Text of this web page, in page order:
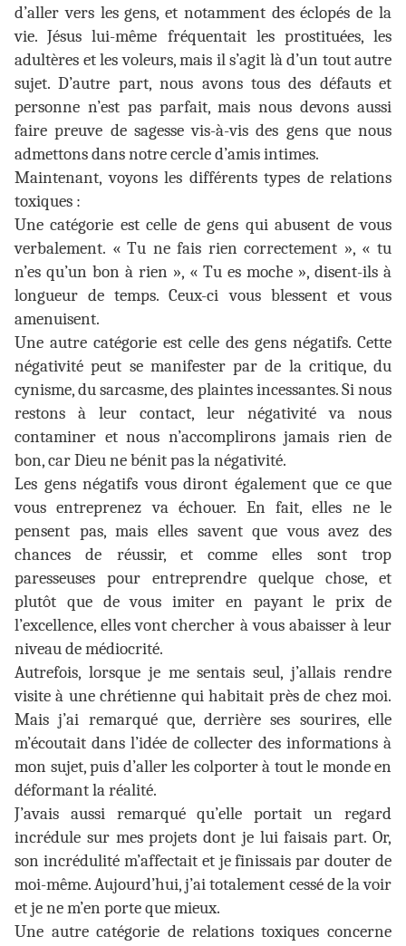
d’aller vers les gens, et notamment des éclopés de la
vie. Jésus lui-même fréquentait les prostituées, les
adultères et les voleurs, mais il s’agit là d’un tout autre
sujet. D’autre part, nous avons tous des défauts et
personne n’est pas parfait, mais nous devons aussi
faire preuve de sagesse vis-à-vis des gens que nous
admettons dans notre cercle d’amis intimes.
Maintenant, voyons les différents types de relations
toxiques :
Une catégorie est celle de gens qui abusent de vous
verbalement. « Tu ne fais rien correctement », « tu
n’es qu’un bon à rien », « Tu es moche », disent-ils à
longueur de temps. Ceux-ci vous blessent et vous
amenuisent.
Une autre catégorie est celle des gens négatifs. Cette
négativité peut se manifester par de la critique, du
cynisme, du sarcasme, des plaintes incessantes. Si nous
restons à leur contact, leur négativité va nous
contaminer et nous n’accomplirons jamais rien de
bon, car Dieu ne bénit pas la négativité.
Les gens négatifs vous diront également que ce que
vous entreprenez va échouer. En fait, elles ne le
pensent pas, mais elles savent que vous avez des
chances de réussir, et comme elles sont trop
paresseuses pour entreprendre quelque chose, et
plutôt que de vous imiter en payant le prix de
l’excellence, elles vont chercher à vous abaisser à leur
niveau de médiocrité.
Autrefois, lorsque je me sentais seul, j’allais rendre
visite à une chrétienne qui habitait près de chez moi.
Mais j’ai remarqué que, derrière ses sourires, elle
m’écoutait dans l’idée de collecter des informations à
mon sujet, puis d’aller les colporter à tout le monde en
déformant la réalité.
J’avais aussi remarqué qu’elle portait un regard
incrédule sur mes projets dont je lui faisais part. Or,
son incrédulité m’affectait et je finissais par douter de
moi-même. Aujourd’hui, j’ai totalement cessé de la voir
et je ne m’en porte que mieux.
Une autre catégorie de relations toxiques concerne